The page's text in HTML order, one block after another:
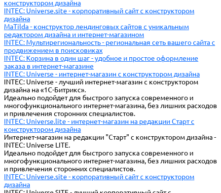
конструктором дизайна
INTEC: Universe.site - корпоративный сайт с конструктором
дизайна
MaTilda - конструктор лендинговых сайтов с уникальным
редактором дизайна и интернет-магазином
INTEC: Мультирегиональность - региональная сеть вашего сайта с
продвижением в поисковиках
INTEC: Корзина в один шаг - удобное и простое оформление
заказа в интернет-магазине
INTEC: Universe - интернет-магазин с конструктором дизайна
INTEC: Universe - лучший интернет-магазин с конструктором
дизайна на «1C-Битрикс».
Идеально подойдет для быстрого запуска современного и
многофункционального интернет-магазина, без лишних расходов
и привлечения сторонних специалистов.
INTEC: Universe.lite - интернет-магазин на редакции Старт с
конструктором дизайна
Интернет-магазин на редакции "Старт" с конструктором дизайна -
INTEC: Universe LITE.
Идеально подойдет для быстрого запуска современного и
многофункционального интернет-магазина, без лишних расходов
и привлечения сторонних специалистов.
INTEC: Universe.site - корпоративный сайт с конструктором
дизайна